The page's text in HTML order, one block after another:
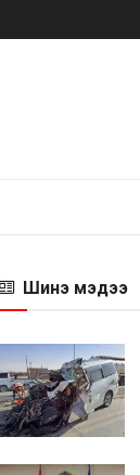
Шинэ мэдээ